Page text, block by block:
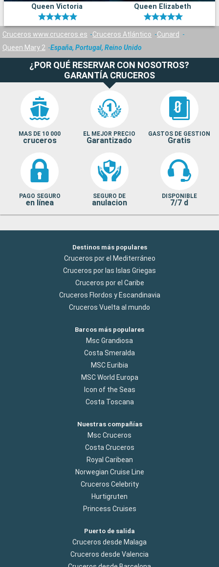
Queen Victoria Queen Elizabeth
Cruceros www.cruceros.es Cruceros Atlántico
Cunard
Queen Mary 2
España, Portugal, Reino Unido
¿POR QUÉ RESERVAR CON NOSOTROS?
GARANTÍA CRUCEROS
MAS DE 10 000
cruceros
EL MEJOR PRECIO
Garantizado
GASTOS DE GESTION
Gratis
PAGO SEGURO
en línea
SEGURO DE
anulacion
DISPONIBLE
7/7 d
Destinos más populares
Cruceros por el Mediterráneo
Cruceros por las Islas Griegas
Cruceros por el Caribe
Cruceros Flordos y Escandinavia
Cruceros Vuelta al mundo
Barcos más populares
Msc Grandiosa
Costa Smeralda
MSC Euribia
MSC World Europa
Icon of the Seas
Costa Toscana
Nuestras compañías
Msc Cruceros
Costa Cruceros
Royal Caribean
Norwegian Cruise Line
Cruceros Celebrity
Hurtigruten
Princess Cruises
Puerto de salida
Cruceros desde Malaga
Cruceros desde Valencia